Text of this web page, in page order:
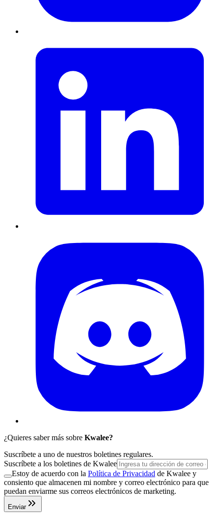
¿Quieres saber más sobre Kwalee?
Suscríbete a uno de nuestros boletines regulares.
Suscríbete a los boletines de Kwalee
Estoy de acuerdo con la Política de Privacidad de Kwalee y
consiento que almacenen mi nombre y correo electrónico para que
puedan enviarme sus correos electrónicos de marketing.
Enviar